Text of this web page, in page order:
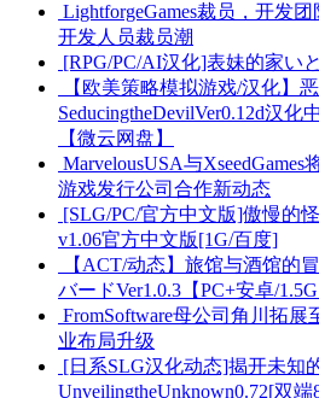
LightforgeGames裁员，开发
开发人员裁员潮
[RPG/PC/AI汉化]表妹的家い
【欧美策略模拟游戏/汉化】
SeducingtheDevilVer0.12d汉化
【微云网盘】
MarvelousUSA与
游戏发行公司合作新动态
[SLG/PC/官方中文版]傲慢的
v1.06官方中文版[1G/百度]
【ACT/动态】旅馆与酒馆的
バードVer1.0.3【PC+安卓/
FromSoftware母公司角川拓
业布局升级
[日系SLG汉化动态]揭开未知
UnveilingtheUnknown0.72[双